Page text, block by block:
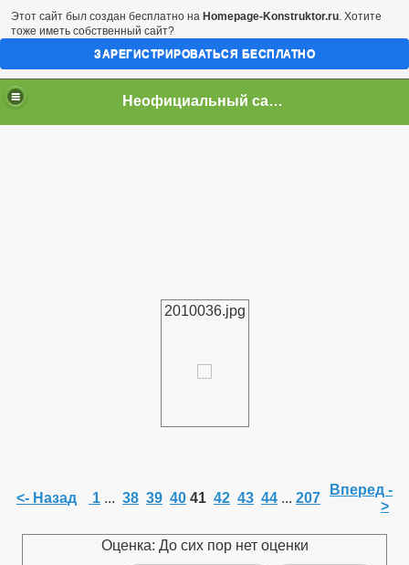
Неофициальный сайт город Арциз
2010036.jpg
<- Назад 1 ... 38 39 40 41 42 43 44 ... 207
Вперед -
>
Оценка: До сих пор нет оценки
Этот сайт был создан бесплатно на Homepage-Konstruktor.ru. Хотите
тоже иметь собственный сайт?
ЗАРЕГИСТРИРОВАТЬСЯ БЕСПЛАТНО